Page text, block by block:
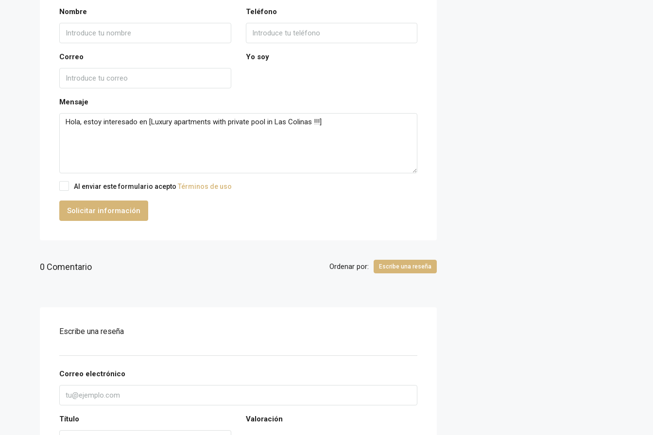
Nombre Teléfono
Correo Yo soy
Mensaje
Al enviar este formulario acepto Términos de uso
Solicitar información
0 Comentario Ordenar por: Escribe una reseña
Escribe una reseña
Correo electrónico
Título Valoración